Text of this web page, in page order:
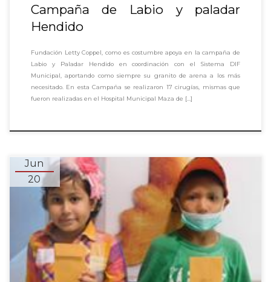
Campaña de Labio y paladar
Hendido
Fundación Letty Coppel, como es costumbre apoya en la campaña de
Labio y Paladar Hendido en coordinación con el Sistema DIF
Municipal, aportando como siempre su granito de arena a los más
necesitado. En esta Campaña se realizaron 17 cirugías, mismas que
fueron realizadas en el Hospital Municipal Maza de […]
Jun
20